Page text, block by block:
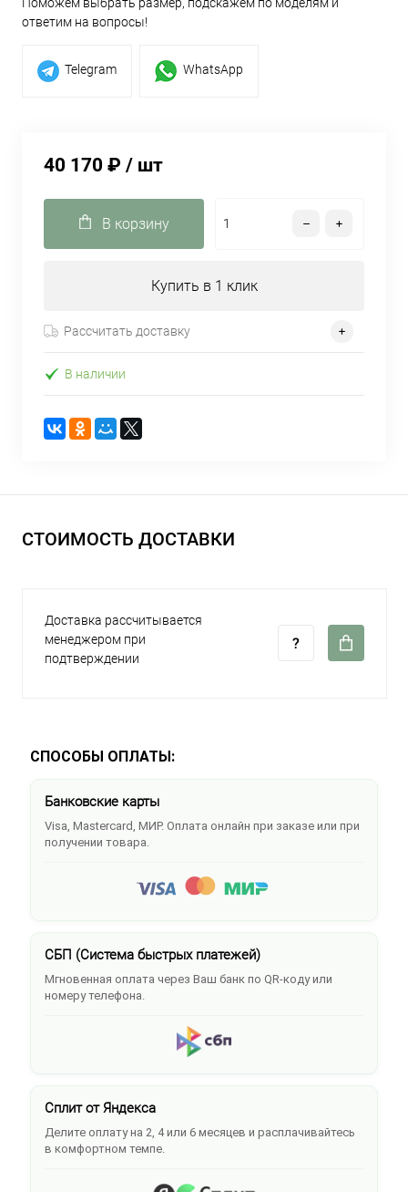
ответим на вопросы!
Telegram WhatsApp
40 170 ₽ / шт
В корзину
Купить в 1 клик
Рассчитать доставку
В наличии
СТОИМОСТЬ ДОСТАВКИ
Доставка рассчитывается
менеджером при
подтверждении
СПОСОБЫ ОПЛАТЫ:
Банковские карты
Visa, Mastercard, МИР. Оплата онлайн при заказе или при
получении товара.
СБП (Система быстрых платежей)
Мгновенная оплата через Ваш банк по QR-коду или
номеру телефона.
Сплит от Яндекса
Делите оплату на 2, 4 или 6 месяцев и расплачивайтесь
в комфортном темпе.